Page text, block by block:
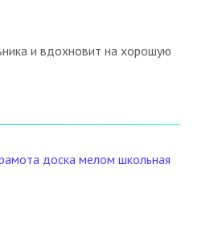
и вдохновит на хорошую
доска мелом школьная